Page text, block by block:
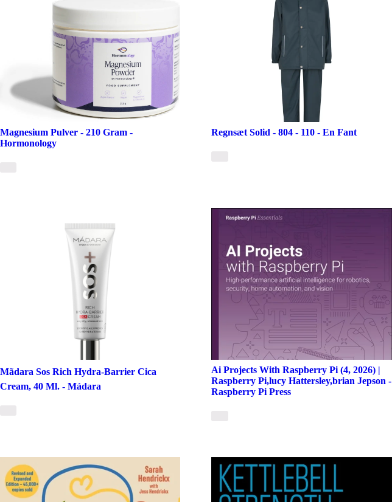
Magnesium Pulver - 210 Gram -
Hormonology
Regnsæt Solid - 804 - 110 - En Fant
Mãdara Sos Rich Hydra-Barrier Cica
Cream, 40 Ml. - Mádara
Ai Projects With Raspberry Pi (4, 2026) |
Raspberry Pi,lucy Hattersley,brian Jepson -
Raspberry Pi Press